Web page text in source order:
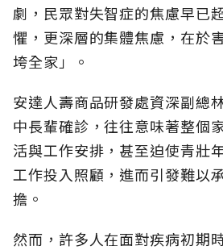
劇，民眾對失智症的焦慮早已
懼，更深層的集體焦慮，在於
垮全家」。
安達人壽商品研發處資深副總
中長輩確診，往往意味著整個
活與工作安排，甚至迫使青壯
工作投入照顧，進而引發難以
擔。
然而，許多人在面對疾病初期